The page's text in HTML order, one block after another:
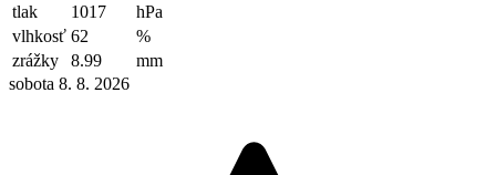
tlak
1017
hPa
vlhkosť 62
%
zrážky
8.99
mm
sobota 8. 8. 2026